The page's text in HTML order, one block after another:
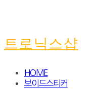
트로닉스샵
HOME
보이드스티커